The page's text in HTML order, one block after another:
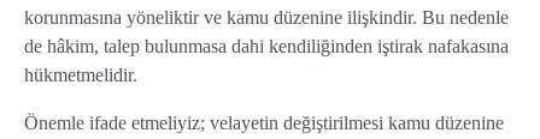
korunmasına yöneliktir ve kamu düzenine ilişkindir. Bu nedenle
de hâkim, talep bulunmasa dahi kendiliğinden iştirak nafakasına
hükmetmelidir.
Önemle ifade etmeliyiz; velayetin değiştirilmesi kamu düzenine